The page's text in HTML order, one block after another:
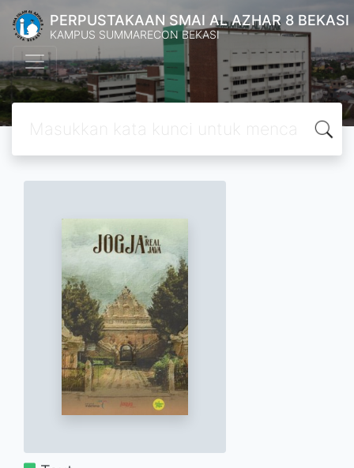
PERPUSTAKAAN SMAI AL AZHAR 8 BEKASI
KAMPUS SUMMARECON BEKASI